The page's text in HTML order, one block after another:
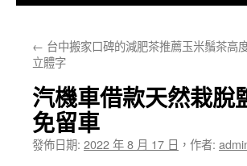
要
容
← 台中搬家口碑的減肥茶推薦玉米鬚茶高
立體字
汽機車借款天然栽脫
免留車
發佈日期: 2022 年 8 月 17 日 ， 作者: